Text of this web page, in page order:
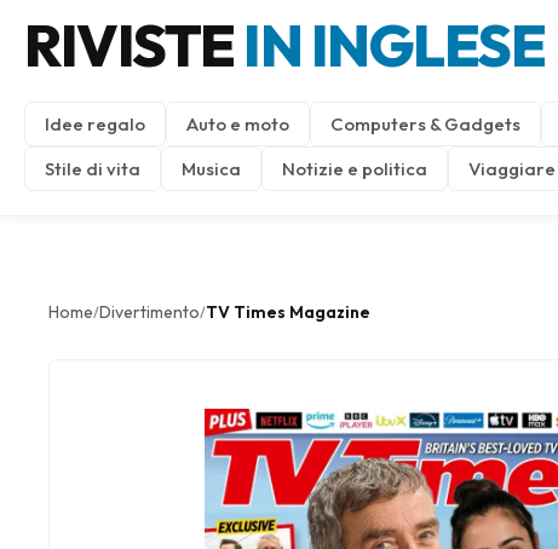
RIVISTEIN INGLESE
Idee regalo Auto e moto Computers & Gadgets
Stile di vita
Musica Notizie e politica Viaggiare
Home/Divertimento/TV Times Magazine